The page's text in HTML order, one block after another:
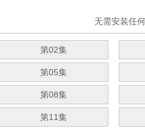
无需安装任
第02集
第05集
第08集
第11集